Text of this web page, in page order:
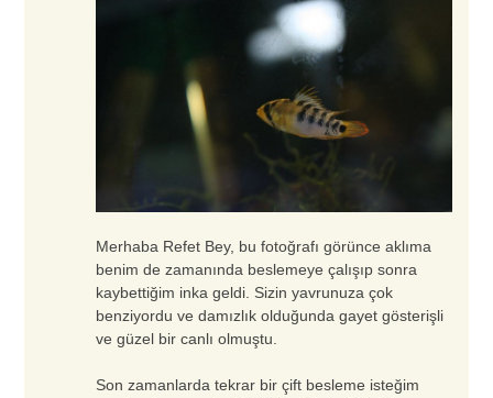
Merhaba Refet Bey, bu fotoğrafı görünce aklıma
benim de zamanında beslemeye çalışıp sonra
kaybettiğim inka geldi. Sizin yavrunuza çok
benziyordu ve damızlık olduğunda gayet gösterişli
ve güzel bir canlı olmuştu.
Son zamanlarda tekrar bir çift besleme isteğim